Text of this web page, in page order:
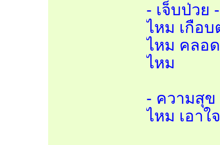
- เจ็บป่วย
ไหม เกือ
ไหม คลอ
ไหม
- ความสุ
ไหม เอา